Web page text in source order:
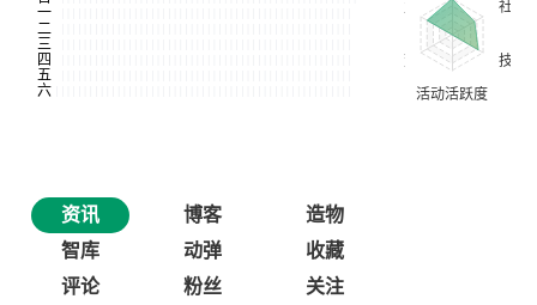
资讯 博客
造物
智库
动弹
收藏
评论
粉丝 关注